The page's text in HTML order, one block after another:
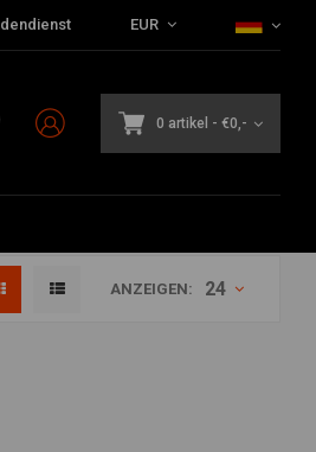
EUR
0 artikel - €0,-
ANZEIGEN: 24